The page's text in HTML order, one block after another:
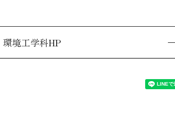
環境工学科HP